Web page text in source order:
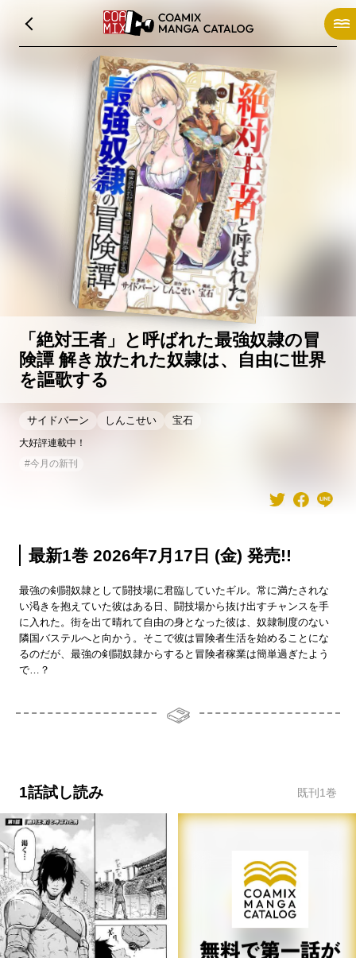
「絶対王者」と呼ばれた最強奴隷の冒
険譚 解き放たれた奴隷は、自由に世界
を謳歌する
サイドバーン しんこせい 宝石
大好評連載中！
#今月の新刊
最新1巻 2026年7月17日 (金) 発売!!
最強の剣闘奴隷として闘技場に君臨していたギル。常に満たされな
い渇きを抱えていた彼はある日、闘技場から抜け出すチャンスを手
に入れた。街を出て晴れて自由の身となった彼は、奴隷制度のない
隣国バステルへと向かう。そこで彼は冒険者生活を始めることにな
るのだが、最強の剣闘奴隷からすると冒険者稼業は簡単過ぎたよう
で…？
1話試し読み 既刊 1巻